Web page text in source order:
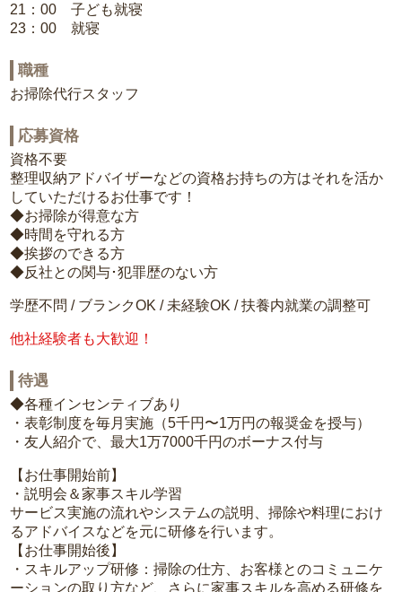
21：00 子ども就寝
23：00 就寝
職種
お掃除代行スタッフ
応募資格
資格不要
整理収納アドバイザーなどの資格お持ちの方はそれを活か
していただけるお仕事です！
◆お掃除が得意な方
◆時間を守れる方
◆挨拶のできる方
◆反社との関与･犯罪歴のない方
学歴不問 / ブランクOK / 未経験OK / 扶養内就業の調整可
他社経験者も大歓迎！
待遇
◆各種インセンティブあり
・表彰制度を毎月実施（5千円〜1万円の報奨金を授与）
・友人紹介で、最大1万7000千円のボーナス付与
【お仕事開始前】
・説明会＆家事スキル学習
サービス実施の流れやシステムの説明、掃除や料理におけ
るアドバイスなどを元に研修を行います。
【お仕事開始後】
・スキルアップ研修：掃除の仕方、お客様とのコミュニケ
ーションの取り方など、さらに家事スキルを高める研修を